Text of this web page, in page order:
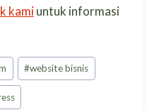
kamiuntuk informasi
#website bisnis